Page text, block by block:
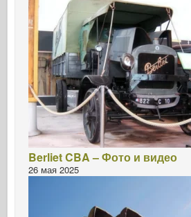
Berliet CBA – Фото и видео
26 мая 2025